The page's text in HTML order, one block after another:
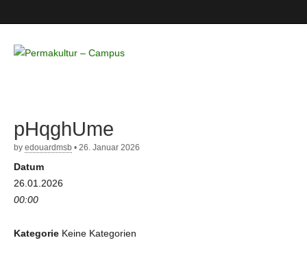
– Campus
pHqghUme
by edouardmsb • 26. Januar 2026
Datum
26.01.2026
00:00
Kategorie Keine Kategorien